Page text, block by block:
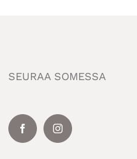
SEURAA SOMESSA